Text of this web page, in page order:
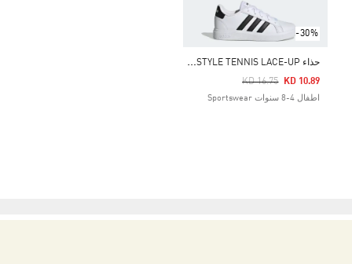
-30%
ح
ذاء GRAND COURT LIFESTYLE TENNIS LACE-UP
Price Reduced From
KD 16.75
To KD 10.89
اطفال 4-8 سنوات Sportswear